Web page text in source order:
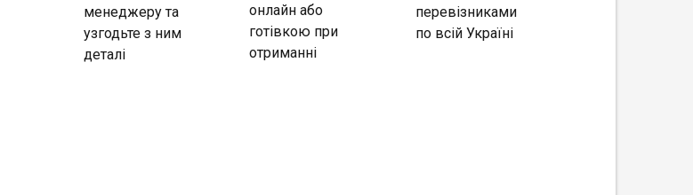
менеджеру та
узгодьте з ним
деталі
онлайн або
готівкою при
отриманні
перевізниками
по всій Україні